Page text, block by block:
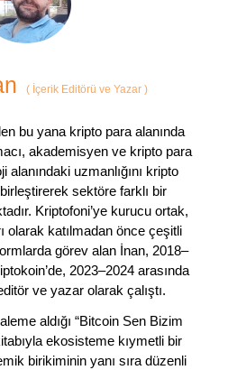
( İçerik Editörü ve Yazar )
bu yana kripto para alanında
akademisyen ve kripto para
uzmanlığını kripto
sektöre farklı bir
Kriptofoni’ye kurucu ortak,
olarak katılmadan önce çeşitli
görev alan İnan, 2018–
2023–2024 arasında
ve yazar olarak çalıştı.
aldığı “Bitcoin Sen Bizim
ekosisteme kıymetli bir
birikiminin yanı sıra düzenli